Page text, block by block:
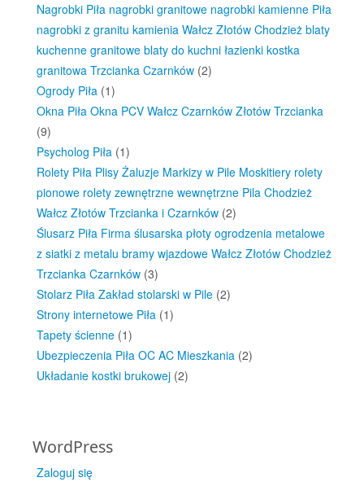
Nagrobki Piła nagrobki granitowe nagrobki kamienne Piła
nagrobki z granitu kamienia Wałcz Złotów Chodzież blaty
kuchenne granitowe blaty do kuchni łazienki kostka
granitowa Trzcianka Czarnków (2)
Ogrody Piła (1)
Okna Piła Okna PCV Wałcz Czarnków Złotów Trzcianka
(9)
Psycholog Piła (1)
Rolety Piła Plisy Żaluzje Markizy w Pile Moskitiery rolety
pionowe rolety zewnętrzne wewnętrzne Pila Chodzież
Wałcz Złotów Trzcianka i Czarnków (2)
Ślusarz Piła Firma ślusarska płoty ogrodzenia metalowe
z siatki z metalu bramy wjazdowe Wałcz Złotów Chodzież
Trzcianka Czarnków (3)
Stolarz Piła Zakład stolarski w Pile (2)
Strony internetowe Piła (1)
Tapety ścienne (1)
Ubezpieczenia Piła OC AC Mieszkania (2)
Układanie kostki brukowej (2)
WordPress
Zaloguj się